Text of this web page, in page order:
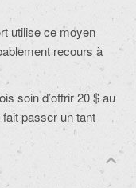
utilise ce moyen
recours à
soin d’offrir 20 $ au
passer un tant